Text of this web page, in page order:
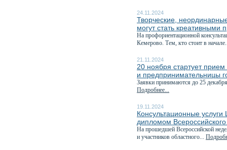
24.11.2024
Творческие,
могут стать креативными
На профориентационной
Кемерово. Тем, кто стоит в
21.11.2024
20 ноября стартует
и предпринимательницы
Заявки принимаются до 25
Подробнее...
19.11.2024
Консультационные
дипломом
На прошедшей Всероссийской
и участников областного...